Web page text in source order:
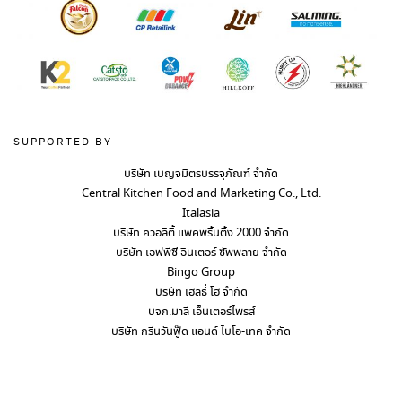
SUPPORTED BY
บริษัท เบญจมิตรบรรจุภัณฑ์ จำกัด
Central Kitchen Food and Marketing Co., Ltd.
Italasia
บริษัท ควอลิตี้ แพคพริ้นติ้ง 2000 จำกัด
บริษัท เอฟพีซี อินเตอร์ ซัพพลาย จำกัด
Bingo Group
บริษัท เฮลธี่ โฮ จำกัด
บจก.มาลี เอ็นเตอร์ไพรส์
บริษัท กรีนวันฟู๊ด แอนด์ ไบโอ-เทค จำกัด